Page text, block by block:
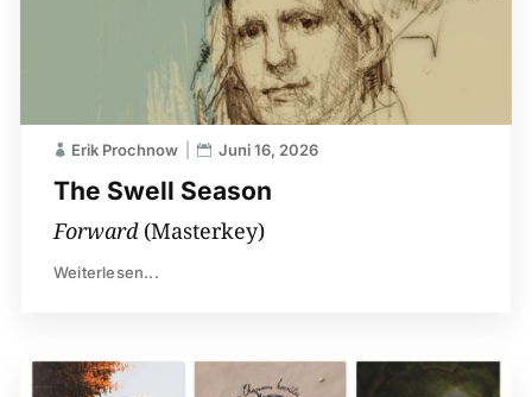
The Swell Season
Erik Prochnow Juni 16, 2026
Forward (Masterkey)
Weiterlesen...